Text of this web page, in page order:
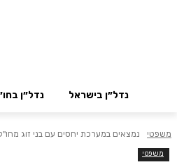
נדל״ן בישראל נדל״ן
משפטי נמצאים במערכת יחסים עם בני זוג
משפטי